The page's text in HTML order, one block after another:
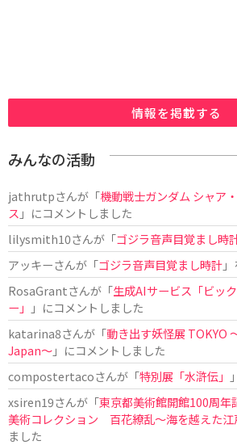
情報を掲載する
みんなの活動
jathrutpさんが「機動戦士ガンダム シャア
ス 」にコメントしました
lilysmith10さんが「ゴジラ音声目覚まし時
アッキーさんが「ゴジラ音声目覚まし時計
RosaGrantさんが「生成AIサービス「ビッ
ー」
」にコメントしました
katarina8さんが「動き出す妖怪展
Japan〜」にコメントしました
compostertacoさんが「特別展「水滸伝」
xsiren19さんが「東京都美術館開館100周
美術コレクション 百花繚乱～海を越えた江
ました